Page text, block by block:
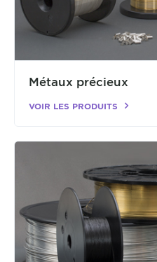
Métaux précieux
VOIR LES PRODUITS